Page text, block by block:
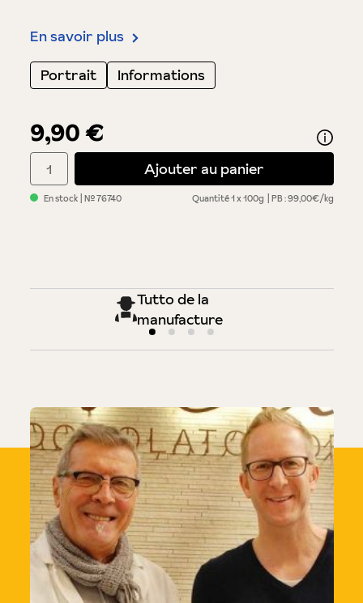
9,90 €
En savoir plus
Portrait
Informations
En stock | №76740 Quantité1 x 100g PB : 99,00€/kg
Quantité de produit : Entrez la quantité souhaitée ou utilisez
Ajouter au panier
Tutto de la
manufacture